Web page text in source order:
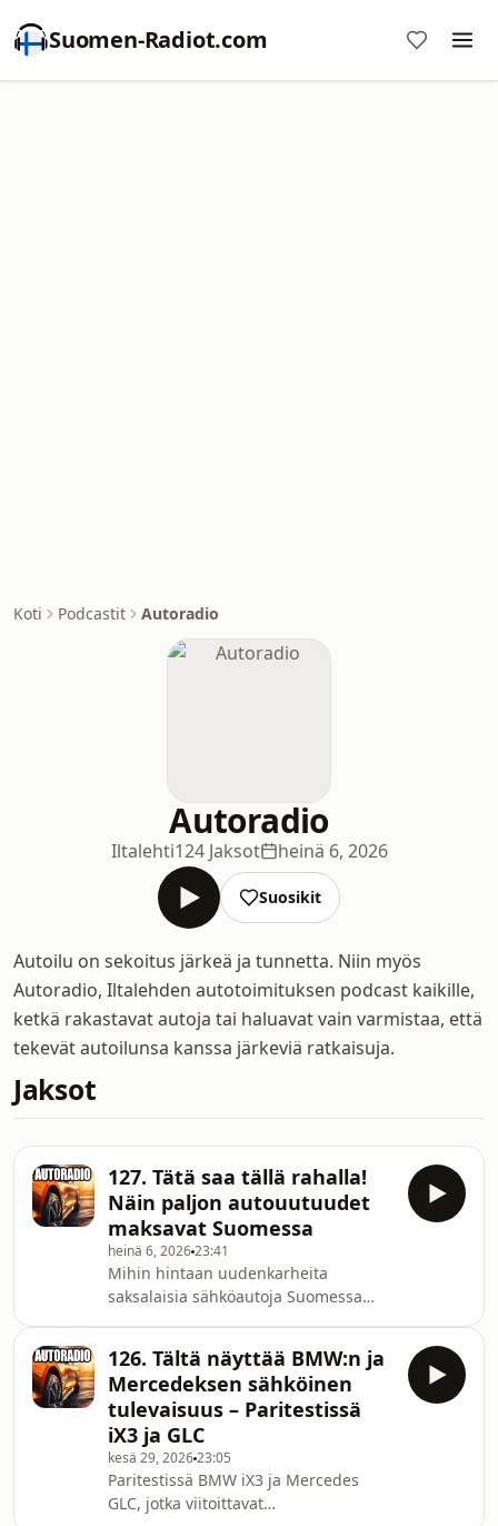
Suomen-Radiot.com
Koti Podcastit Autoradio
Autoradio
Iltalehti124 Jaksot heinä 6, 2026
Suosikit
Autoilu on sekoitus järkeä ja tunnetta. Niin myös
Autoradio, Iltalehden autotoimituksen podcast kaikille,
ketkä rakastavat autoja tai haluavat vain varmistaa, että
tekevät autoilunsa kanssa järkeviä ratkaisuja.
Jaksot
127. Tätä saa tällä rahalla!
Näin paljon autouutuudet
maksavat Suomessa
heinä 6, 202623:41
Mihin hintaan uudenkarheita
saksalaisia sähköautoja Suomessa
miltä näyttää hinta-laatu-suhde ja
mitä euroille saa vastineeksi. Löytyykö
hinnoille perusteet vai kannattaako
vielä tarkastella muita vaihtoehtoja?
Autoradio jää tämän jakson myötä
pienelle kesätauolle ja palaa lomien
jälkeen!
126. Tältä näyttää BMW:n ja
Mercedeksen sähköinen
tulevaisuus – Paritestissä
iX3 ja GLC
kesä 29, 202623:05
Paritestissä BMW iX3 ja Mercedes
GLC, jotka viitoittavat